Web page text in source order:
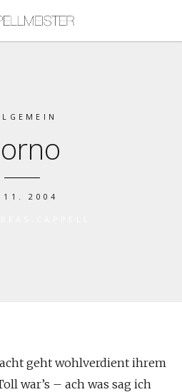
2004
geht wohlverdient ihrem
war’s – ach was sag ich